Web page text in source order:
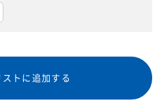
トに追加する